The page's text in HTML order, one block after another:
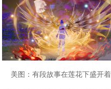
美图：有段故事在莲花下盛开着